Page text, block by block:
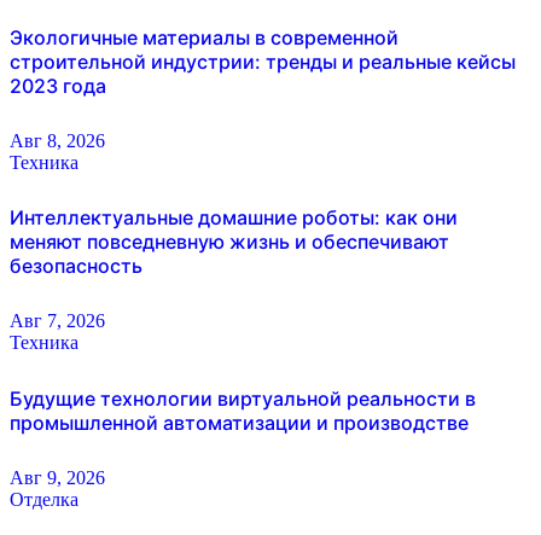
Экологичные материалы в современной
строительной индустрии: тренды и реальные кейсы
2023 года
Авг 8, 2026
Техника
Интеллектуальные домашние роботы: как они
меняют повседневную жизнь и обеспечивают
безопасность
Авг 7, 2026
Техника
Будущие технологии виртуальной реальности в
промышленной автоматизации и производстве
Авг 9, 2026
Отделка